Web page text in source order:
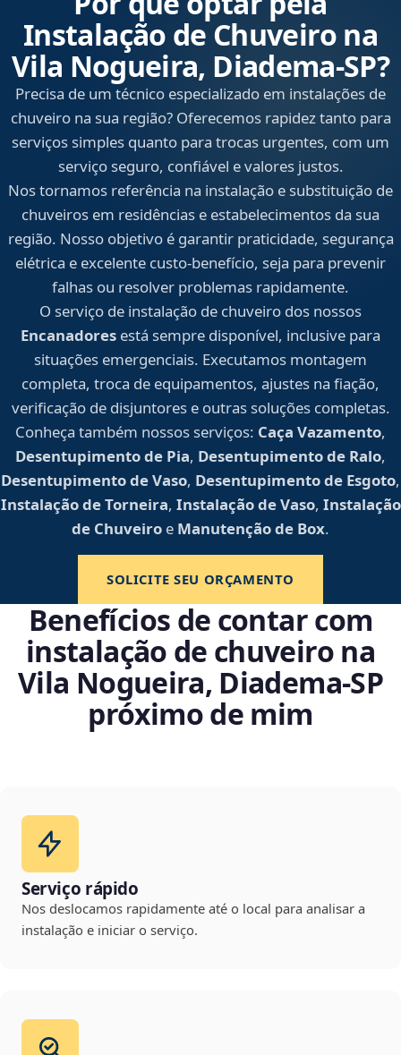
Instalação de Chuveiro na
Vila Nogueira, Diadema‑SP?
Precisa de um técnico especializado em instalações de
chuveiro na sua região? Oferecemos rapidez tanto para
serviços simples quanto para trocas urgentes, com um
serviço seguro, confiável e valores justos.
Nos tornamos referência na instalação e substituição de
chuveiros em residências e estabelecimentos da sua
região. Nosso objetivo é garantir praticidade, segurança
elétrica e excelente custo-benefício, seja para prevenir
falhas ou resolver problemas rapidamente.
O serviço de instalação de chuveiro dos nossos
Encanadores está sempre disponível, inclusive para
situações emergenciais. Executamos montagem
completa, troca de equipamentos, ajustes na fiação,
verificação de disjuntores e outras soluções completas.
Conheça também nossos serviços: Caça Vazamento,
Desentupimento de Pia, Desentupimento de Ralo,
Desentupimento de Vaso, Desentupimento de Esgoto,
Instalação de Torneira, Instalação de Vaso, Instalação
de Chuveiro e Manutenção de Box.
SOLICITE SEU ORÇAMENTO
Benefícios de contar com
instalação de chuveiro na
Vila Nogueira, Diadema‑SP
próximo de mim
Serviço rápido
Nos deslocamos rapidamente até o local para analisar a
instalação e iniciar o serviço.